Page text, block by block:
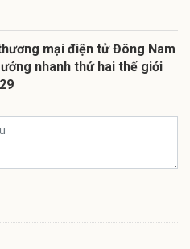
mại điện tử Đông Nam
nhanh thứ hai thế giới